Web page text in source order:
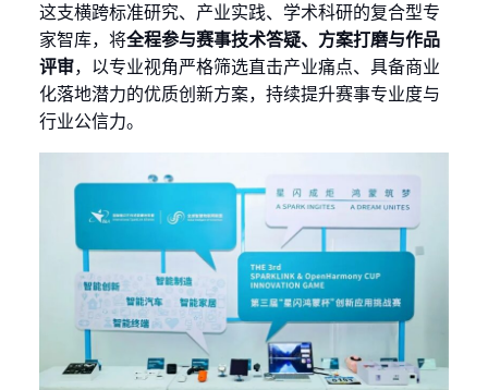
这支横跨标准研究、产业实践、学术科研的复合型专
家智库，将全程参与赛事技术答疑、方案打磨与作品
评审，以专业视角严格筛选直击产业痛点、具备商业
化落地潜力的优质创新方案，持续提升赛事专业度与
行业公信力。